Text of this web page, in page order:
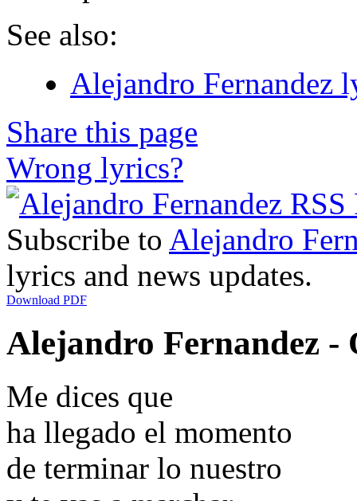
See also:
Alejandro Fernandez
Share this page
Wrong lyrics?
Subscribe to Alejandro
lyrics and news updates.
Download PDF
Alejandro Fernandez -
Me dices que
ha llegado el momento
de terminar lo nuestro